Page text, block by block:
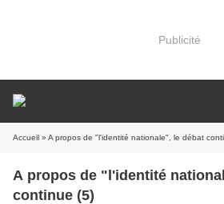
Publicité
Accueil » A propos de "l'identité nationale", le débat
A propos de "l'identité
continue (5)